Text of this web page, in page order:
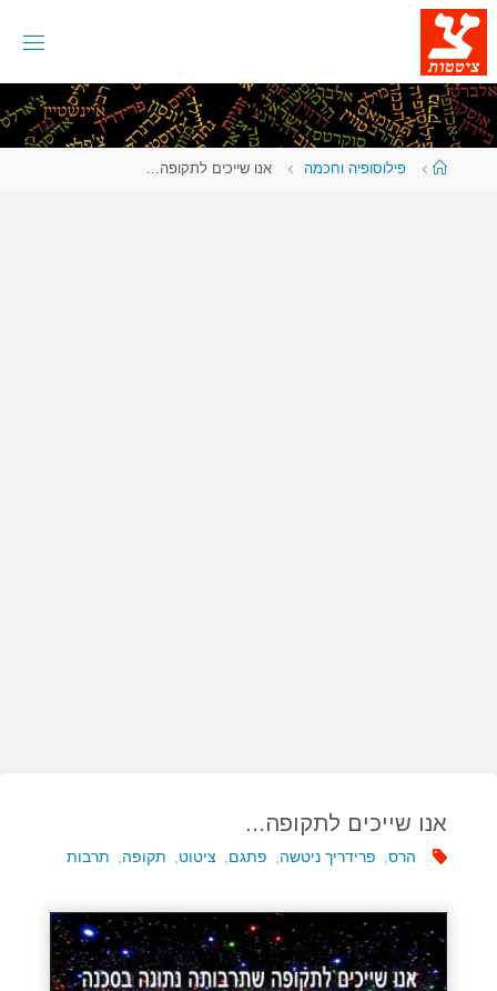
דלגו
לתוכן
עמודפילוסופיה וחכמה אנו שייכים לתקופה…
אנו שייכים לתקופה…
הרס פרידריך ניטשה פתגם ציטוט תקופה תרבות